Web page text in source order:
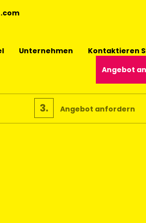
Unternehmen
Kontaktieren
Angebot
3. Angebot anfordern